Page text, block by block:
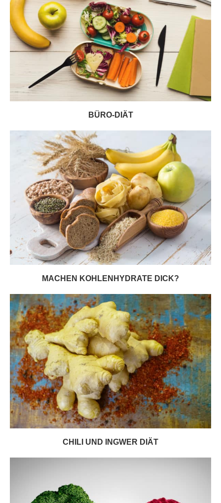
BÜRO-DIÄT
MACHEN KOHLENHYDRATE DICK?
CHILI UND INGWER DIÄT